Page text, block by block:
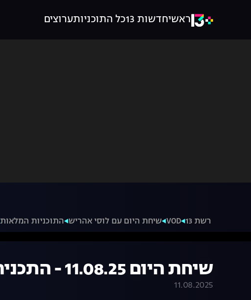
ראשיחדשות 13 כל התוכניותערוצים
רשת 13 VOD שיחת היום עם לוסי אהריש התוכניות המלאות
שיחת היום 11.08.25 - התכנית המלאה
11.08.2025